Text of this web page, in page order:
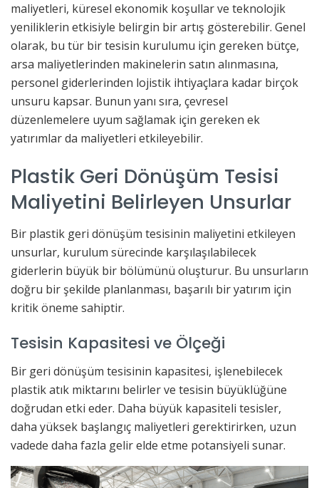
maliyetleri, küresel ekonomik koşullar ve teknolojik
yeniliklerin etkisiyle belirgin bir artış gösterebilir. Genel
olarak, bu tür bir tesisin kurulumu için gereken bütçe,
arsa maliyetlerinden makinelerin satın alınmasına,
personel giderlerinden lojistik ihtiyaçlara kadar birçok
unsuru kapsar. Bunun yanı sıra, çevresel
düzenlemelere uyum sağlamak için gereken ek
yatırımlar da maliyetleri etkileyebilir.
Plastik Geri Dönüşüm Tesisi
Maliyetini Belirleyen Unsurlar
Bir plastik geri dönüşüm tesisinin maliyetini etkileyen
unsurlar, kurulum sürecinde karşılaşılabilecek
giderlerin büyük bir bölümünü oluşturur. Bu unsurların
doğru bir şekilde planlanması, başarılı bir yatırım için
kritik öneme sahiptir.
Tesisin Kapasitesi ve Ölçeği
Bir geri dönüşüm tesisinin kapasitesi, işlenebilecek
plastik atık miktarını belirler ve tesisin büyüklüğüne
doğrudan etki eder. Daha büyük kapasiteli tesisler,
daha yüksek başlangıç maliyetleri gerektirirken, uzun
vadede daha fazla gelir elde etme potansiyeli sunar.